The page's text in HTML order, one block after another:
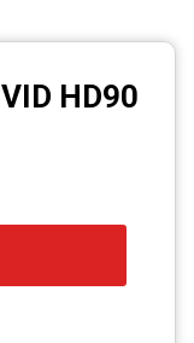
VID HD90